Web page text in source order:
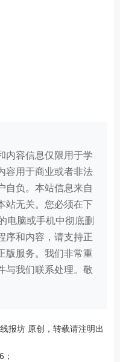
内容信息仅限用于学
容用于商业或者非法
自负。本站信息来自
站无关。您必须在下
电脑或手机中彻底删
序和内容，请支持正
版服务。我们非常重
与我们联系处理。敬
线报坊 原创，转载请注明出
；